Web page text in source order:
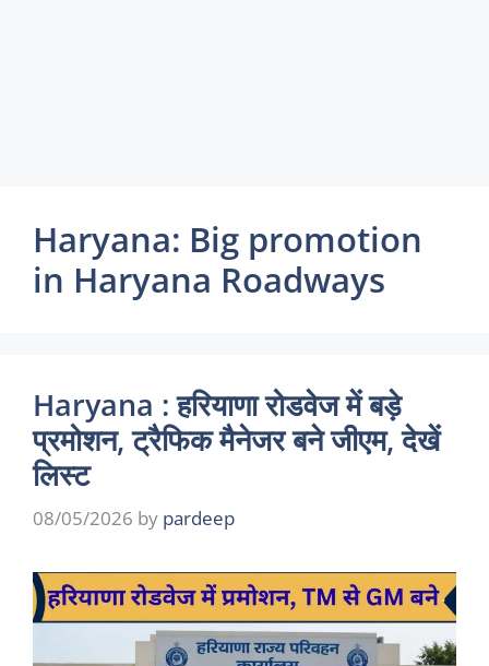
Haryana: Big promotion
in Haryana Roadways
Haryana : हरियाणा रोडवेज में बड़े
प्रमोशन, ट्रैफिक मैनेजर बने जीएम, देखें
लिस्ट
08/05/2026 by pardeep